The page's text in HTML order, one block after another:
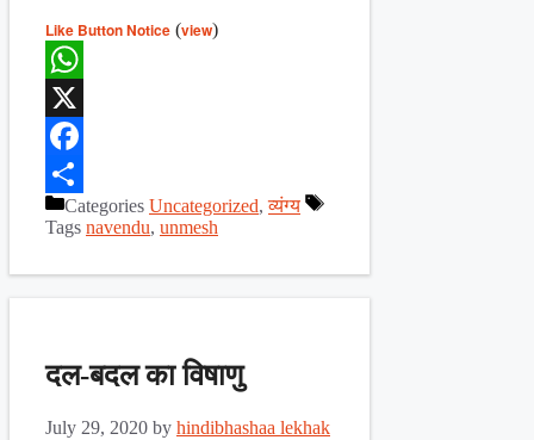
Like Button Notice (view)
WhatsApp
X
Facebook
ShareCategories Uncategorized,व्यंग्य
Tags navendu, unmesh
दल-बदल का विषाणु
July 29, 2020 by hindibhashaa lekhak